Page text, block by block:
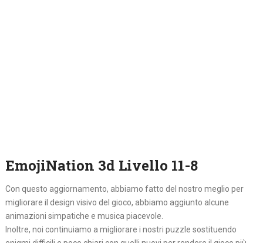
EmojiNation 3d Livello 11-8
Con questo aggiornamento, abbiamo fatto del nostro meglio per
migliorare il design visivo del gioco, abbiamo aggiunto alcune
animazioni simpatiche e musica piacevole.
Inoltre, noi continuiamo a migliorare i nostri puzzle sostituendo